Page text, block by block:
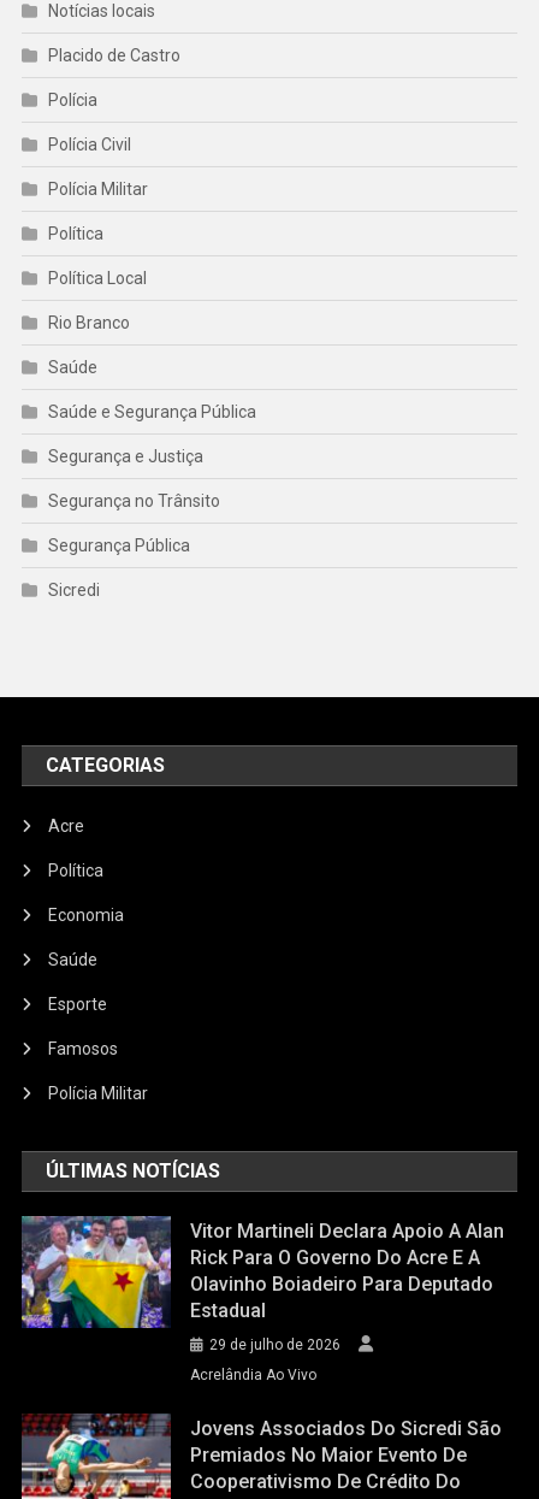
Notícias locais
Placido de Castro
Polícia
Polícia Civil
Polícia Militar
Política
Política Local
Rio Branco
Saúde
Saúde e Segurança Pública
Segurança e Justiça
Segurança no Trânsito
Segurança Pública
Sicredi
CATEGORIAS
Acre
Política
Economia
Saúde
Esporte
Famosos
Polícia Militar
ÚLTIMAS NOTÍCIAS
Vitor Martineli Declara Apoio A Alan
Rick Para O Governo Do Acre E A
Olavinho Boiadeiro Para Deputado
Estadual
29 de julho de 2026
Acrelândia Ao Vivo
Jovens Associados Do Sicredi São
Premiados No Maior Evento De
Cooperativismo De Crédito Do